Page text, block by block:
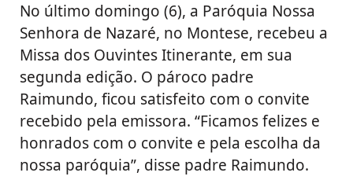
No último domingo (6), a Paróquia Nossa
Senhora de Nazaré, no Montese, recebeu a
Missa dos Ouvintes Itinerante, em sua
segunda edição. O pároco padre
Raimundo, ficou satisfeito com o convite
recebido pela emissora. “Ficamos felizes e
honrados com o convite e pela escolha da
nossa paróquia”, disse padre Raimundo.